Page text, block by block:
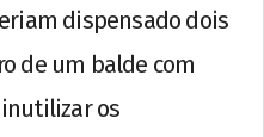
dispensado dois
de um balde com
os